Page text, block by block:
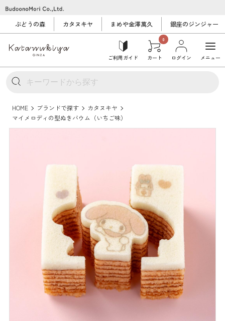
ぶどうの森 カタヌキヤ まめや金澤萬久 銀座のジンジャー
ご利用ガイド
0
カート ログイン メニュー
HOME ブランドで探す
カタヌキヤ
マイメロディの型ぬきバウム（いちご味）